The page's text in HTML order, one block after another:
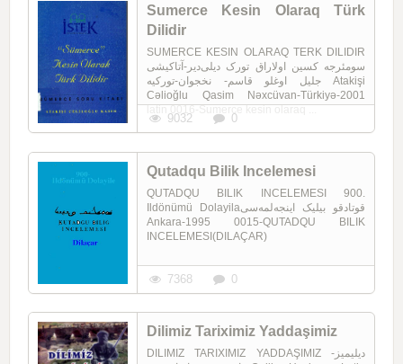
Sumerce Kesin Olaraq Türk
Dilidir
SUMERCE KESIN OLARAQ TERK DILIDIR
سومئرجه کسین اولا‌راق تورک دیلی‌دیر-آتاکیشی
جلیل اوغلو قاسم- نخجوان-تورکیه Atakişi
Cəlioğlu Qasim Nəxcüvan-Türkiyə-2001
9032 0
Qutadqu Bilik Incelemesi
QUTADQU BILIK INCELEMESI 900.
Ildönümü Dolayilaقوتادقو بیلیک اینجه‌لمه‌سی
Ankara-1995 0015-QUTADQU BILIK
INCELEMESI(DILAÇAR)
7368 0
Dilimiz Tariximiz Yaddaşimiz
DILIMIZ TARIXIMIZ YADDAŞIMIZ دیلیمیز-